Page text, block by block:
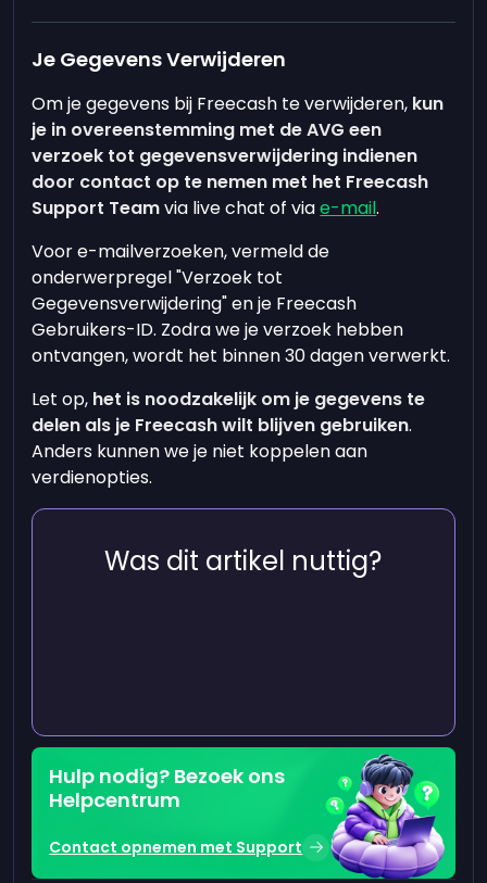
Je Gegevens Verwijderen
Om je gegevens bij Freecash te verwijderen, kun
je in overeenstemming met de AVG een
verzoek tot gegevensverwijdering indienen
door contact op te nemen met het Freecash
Support Teamvia live chat of viae-mail.
Voor e-mailverzoeken, vermeld de
onderwerpregel "Verzoek tot
Gegevensverwijdering" en je Freecash
Gebruikers-ID. Zodra we je verzoek hebben
ontvangen, wordt het binnen 30 dagen verwerkt.
Let op, het is noodzakelijk om je gegevens te
delen als je Freecash wilt blijven gebruiken.
Anders kunnen we je niet koppelen aan
verdienopties.
Was dit artikel nuttig?
Hulp nodig? Bezoek ons
Helpcentrum
Contact opnemen met Support